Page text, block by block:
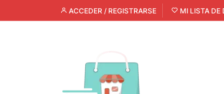
ACCEDER / REGISTRARSE MI LISTA DE